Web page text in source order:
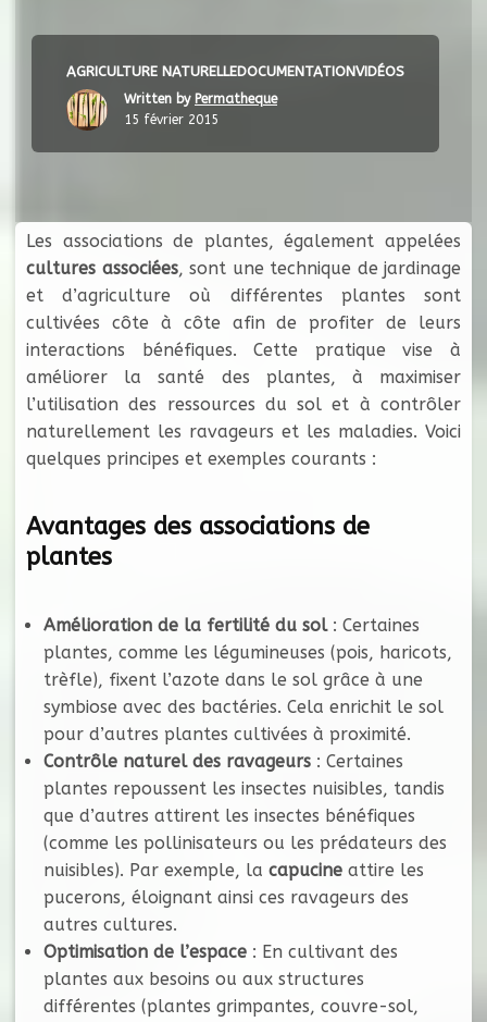
AGRICULTURE NATURELLEDOCUMENTATIONVIDÉOS
Written by Permatheque
15 février 2015
Les associations de plantes, également appelées
cultures associées, sont une technique de jardinage
et d’agriculture où différentes plantes sont
cultivées côte à côte afin de profiter de leurs
interactions bénéfiques. Cette pratique vise à
améliorer la santé des plantes, à maximiser
l’utilisation des ressources du sol et à contrôler
naturellement les ravageurs et les maladies. Voici
quelques principes et exemples courants :
Avantages des associations de
plantes
Amélioration de la fertilité du sol: Certaines
plantes, comme les légumineuses (pois, haricots,
trèfle), fixent l’azote dans le sol grâce à une
symbiose avec des bactéries. Cela enrichit le sol
pour d’autres plantes cultivées à proximité.
Contrôle naturel des ravageurs : Certaines
plantes repoussent les insectes nuisibles, tandis
que d’autres attirent les insectes bénéfiques
(comme les pollinisateurs ou les prédateurs des
nuisibles). Par exemple, la capucine attire les
pucerons, éloignant ainsi ces ravageurs des
autres cultures.
Optimisation de l’espace : En cultivant des
plantes aux besoins ou aux structures
différentes (plantes grimpantes, couvre-sol,